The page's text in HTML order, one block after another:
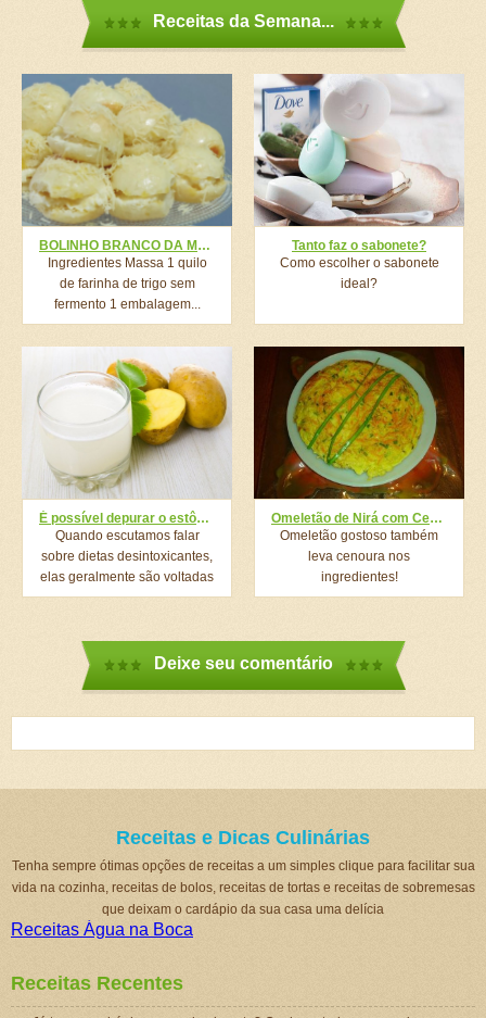
Receitas da Semana...
BOLINHO BRANCO DA MOÇA, O BOLINHO MAIS DELICIOSO E FÁCIL DE FAZER QUE EXISTE!
Ingredientes Massa 1 quilo
de farinha de trigo sem
fermento 1 embalagem...
Tanto faz o sabonete?
Como escolher o sabonete
ideal?
É possível depurar o estômago?
Quando escutamos falar
sobre dietas desintoxicantes,
elas geralmente são voltadas
para a depuração...
Omeletão de Nirá com Cenoura
Omeletão gostoso também
leva cenoura nos
ingredientes!
Deixe seu comentário
Receitas e Dicas Culinárias
Tenha sempre ótimas opções de receitas a um simples clique para facilitar sua
vida na cozinha, receitas de bolos, receitas de tortas e receitas de sobremesas
que deixam o cardápio da sua casa uma delícia
Receitas Água na Boca
Receitas Recentes